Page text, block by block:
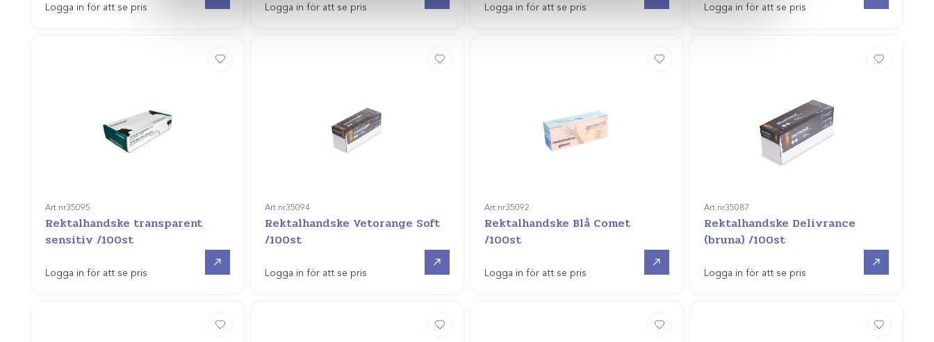
Logga in för att se pris Logga in för att se pris Logga in för att se pris Logga in för att se pris
Art.nr35095
Rektalhandske transparent
sensitiv /100st
Logga in för att se pris
Art.nr35094
Rektalhandske Vetorange Soft
/100st
Logga in för att se pris
Art.nr35092
Rektalhandske Blå Comet
/100st
Logga in för att se pris
Art.nr35087
Rektalhandske Delivrance
(bruna) /100st
Logga in för att se pris